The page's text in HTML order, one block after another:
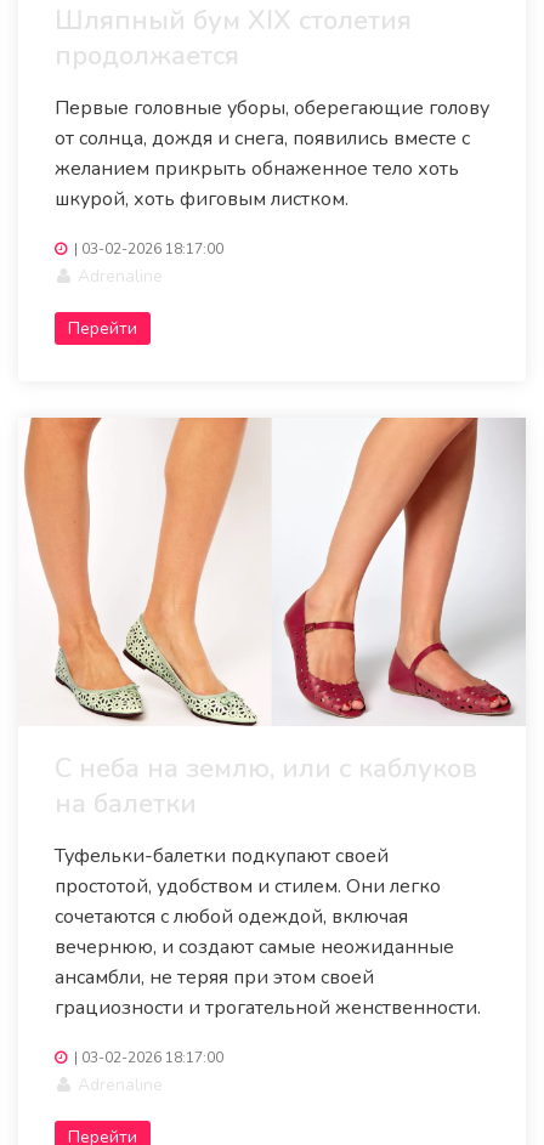
Шляпный бум XIX столетия
продолжается
Первые головные уборы, оберегающие голову
от солнца, дождя и снега, появились вместе с
желанием прикрыть обнаженное тело хоть
шкурой, хоть фиговым листком.
| 03-02-2026 18:17:00
Adrenaline
Перейти
С неба на землю, или с каблуков
на балетки
Туфельки-балетки подкупают своей
простотой, удобством и стилем. Они легко
сочетаются с любой одеждой, включая
вечернюю, и создают самые неожиданные
ансамбли, не теряя при этом своей
грациозности и трогательной женственности.
| 03-02-2026 18:17:00
Adrenaline
Перейти